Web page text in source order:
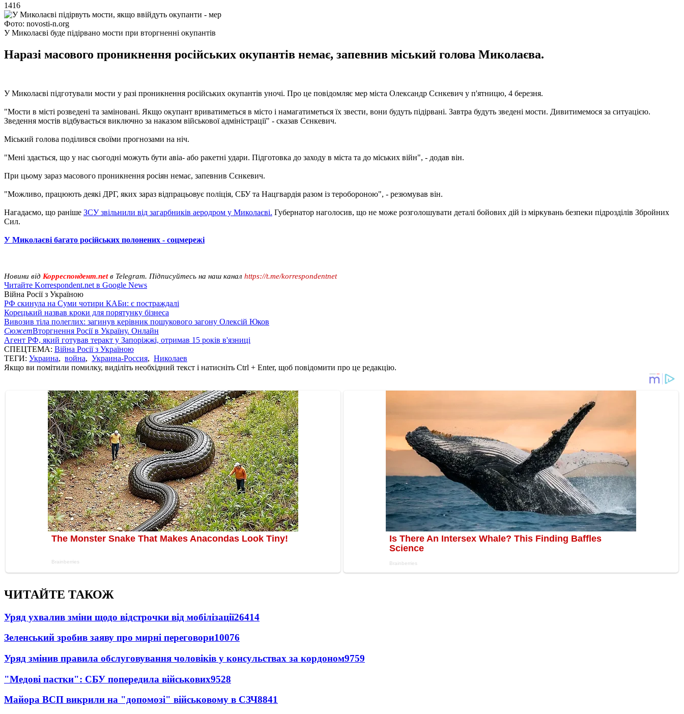
1416
Фото: novosti-n.org
У Миколаєві буде підірвано мости при вторгненні окупантів
Наразі масового проникнення російських окупантів немає, запевнив міський голова Миколаєва.
У Миколаєві підготували мости у разі проникнення російських окупантів уночі. Про це повідомляє мер міста Олександр Сєнкевич у п'ятницю, 4 березня.
"Мости в місті розведені та заміновані. Якщо окупант вриватиметься в місто і намагатиметься їх звести, вони будуть підірвані. Завтра будуть зведені мости. Дивитимемося за ситуацією.
Зведення мостів відбувається виключно за наказом військової адміністрації" - сказав Сєнкевич.
Міський голова поділився своїми прогнозами на ніч.
"Мені здається, що у нас сьогодні можуть бути авіа- або ракетні удари. Підготовка до заходу в міста та до міських війн", - додав він.
При цьому зараз масового проникнення росіян немає, запевнив Сєнкевич.
"Можливо, працюють деякі ДРГ, яких зараз відпрацьовує поліція, СБУ та Нацгвардія разом із теробороною", - резюмував він.
Нагадаємо, що раніше ЗСУ звільнили від загарбників аеродром у Миколаєві. Губернатор наголосив, що не може розголошувати деталі бойових дій із міркувань безпеки підрозділів Збройних
Сил.
У Миколаєві багато російських полонених - соцмережі
Новини від Корреспондент.netв Telegram. Підписуйтесь на наш канал https://t.me/korrespondentnet
Читайте Korrespondent.net в Google News
Війна Росії з Україною
РФ скинула на Суми чотири КАБи: є постраждалі
Корецький назвав кроки для порятунку бізнеса
Вивозив тіла полеглих: загинув керівник пошукового загону Олексій Юков
СюжетВторгнення Росії в Україну. Онлайн
Агент РФ, який готував теракт у Запоріжжі, отримав 15 років в'язниці
СПЕЦТЕМА: Війна Росії з Україною
ТЕГИ: Украина, война, Украина-Россия, Николаев
Якщо ви помітили помилку, виділіть необхідний текст і натисніть Ctrl + Enter, щоб повідомити про це редакцію.
ЧИТАЙТЕ ТАКОЖ
Уряд ухвалив зміни щодо відстрочки від мобілізації26414
Зеленський зробив заяву про мирні переговори10076
Уряд змінив правила обслуговування чоловіків у консульствах за кордоном9759
"Медові пастки": СБУ попередила військових9528
Майора ВСП викрили на "допомозі" військовому в СЗЧ8841